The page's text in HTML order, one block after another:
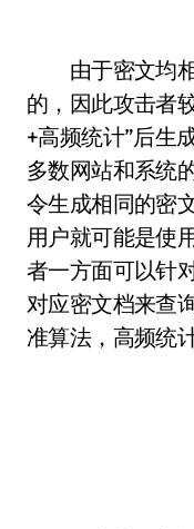
由于密文均相
的，因此攻击者
+高频统计”后生
多数网站和系统
令生成相同的密
用户就可能是使
者一方面可以针
对应密文档来查
准算法，高频统